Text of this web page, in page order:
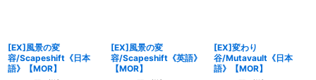
[EX]風景の変
容/Scapeshift《日本
語》【MOR】
[EX]風景の変
容/Scapeshift《英語》
【MOR】
[EX]変わり
谷/Mutavault《日本
語》【MOR】